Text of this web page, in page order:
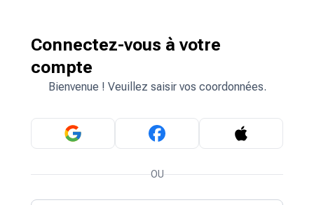
Connectez-vous à votre
compte
Bienvenue ! Veuillez saisir vos coordonnées.
OU